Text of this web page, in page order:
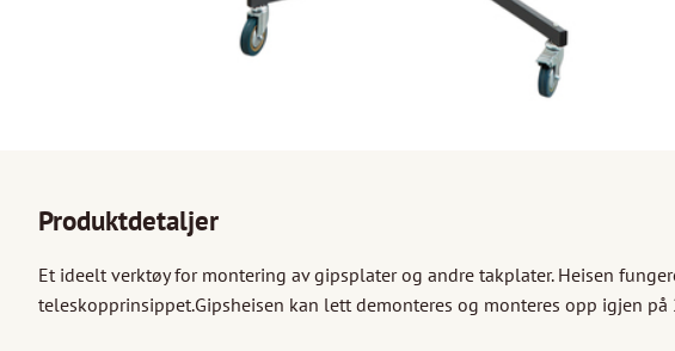
Produktdetaljer
Et ideelt verktøy for montering av gipsplater og andre takplater. Heisen
teleskopprinsippet.Gipsheisen kan lett demonteres og monteres opp igjen på